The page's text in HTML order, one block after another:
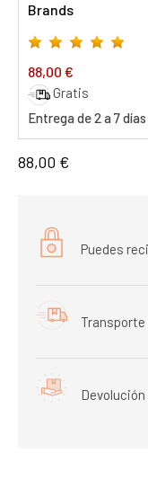
Brands
88,00 €
Gratis
Entrega de 2 a 7 días
88,00 €
Puedes
Transporte